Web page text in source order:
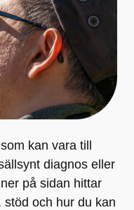
kan vara till
diagnos eller
på sidan hittar
och hur du kan